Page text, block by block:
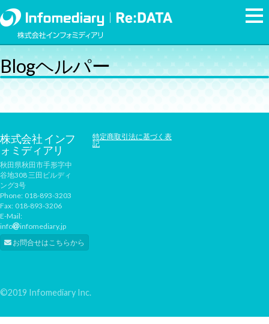
Blogヘルパー
株式会社 インフ
ォミディアリ
秋田県秋田市手形字中
谷地308 三田ビルディ
ング3号
Phone: 018-893-3203
Fax: 018-893-3206
E-Mail:
info
infomediary.jp
お問合せはこちらから
特定商取引法に基づく表
記
©2019 Infomediary Inc.